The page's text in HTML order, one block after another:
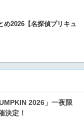
め2026【名探偵プリキュ
2026」一夜限
決定！